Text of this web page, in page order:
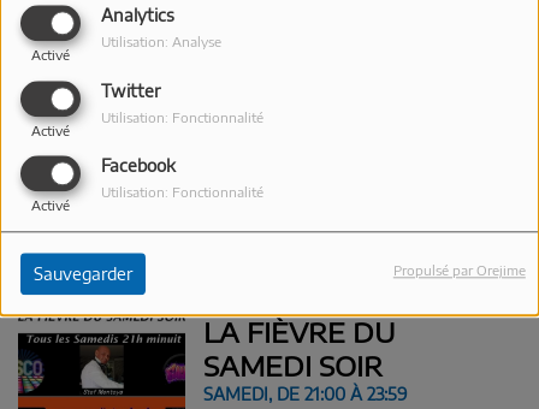
Analytics
Activé
Utilisation: Analyse
Twitter
Activé
Utilisation: Fonctionnalité
Facebook
Activé
Utilisation: Fonctionnalité
Sauvegarder Propulsé par Orejime
DIMANCHE, DE 18:00 À 20:00
LUNDI, DE 19:30 À 21:00
LA FIÈVRE DU
SAMEDI SOIR
SAMEDI, DE 21:00 À 23:59